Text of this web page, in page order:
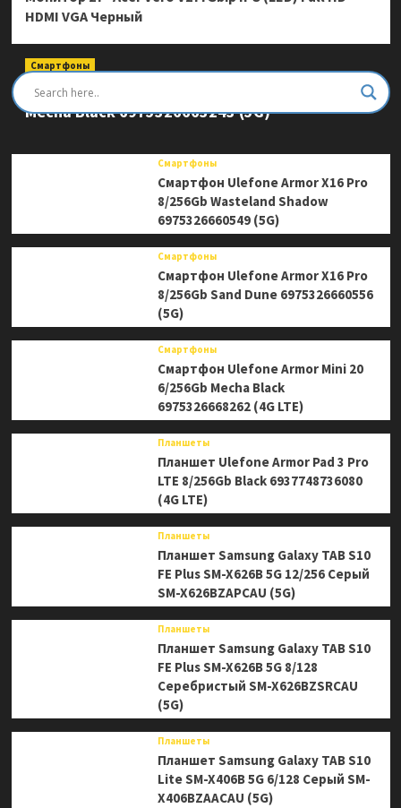
HDMI VGA Черный
Смартфоны
Смартфон Ulefone Armor Mini 20 Pro 8/256Gb
Mecha Black 6975326663243 (5G)
Смартфоны
Смартфон Ulefone Armor X16 Pro
8/256Gb Wasteland Shadow
6975326660549 (5G)
Смартфоны
Смартфон Ulefone Armor X16 Pro
8/256Gb Sand Dune 6975326660556
(5G)
Смартфоны
Смартфон Ulefone Armor Mini 20
6/256Gb Mecha Black
6975326668262 (4G LTE)
Планшеты
Планшет Ulefone Armor Pad 3 Pro
LTE 8/256Gb Black 6937748736080
(4G LTE)
Планшеты
Планшет Samsung Galaxy TAB S10
FE Plus SM-X626B 5G 12/256 Серый
SM-X626BZAPCAU (5G)
Планшеты
Планшет Samsung Galaxy TAB S10
FE Plus SM-X626B 5G 8/128
Серебристый SM-X626BZSRCAU
(5G)
Планшеты
Планшет Samsung Galaxy TAB S10
Lite SM-X406B 5G 6/128 Серый SM-
X406BZAACAU (5G)